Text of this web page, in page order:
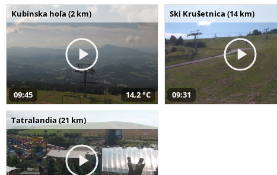
Kubínska hoľa (2 km)
09:45 14,2 °C
Ski Krušetnica (14 km)
09:31
Tatralandia (21 km)